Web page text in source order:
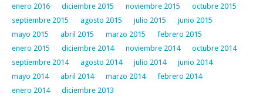
enero 2016
diciembre 2015 noviembre 2015
octubre 2015
septiembre 2015
agosto 2015 julio 2015
junio 2015
mayo 2015
abril 2015 marzo 2015
febrero 2015
enero 2015
diciembre 2014 noviembre 2014
octubre 2014
septiembre 2014
agosto 2014 julio 2014
junio 2014
mayo 2014
abril 2014 marzo 2014
febrero 2014
enero 2014
diciembre 2013